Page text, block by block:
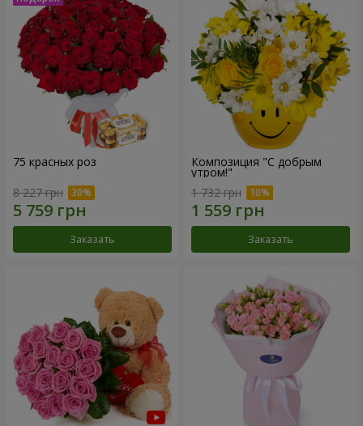
75 красных роз
8 227 грн
Заказать
Композиция "С добрым
утром!"
1 732 грн
Заказать